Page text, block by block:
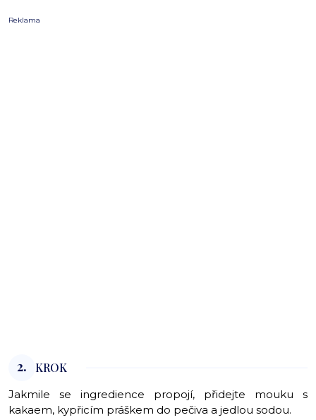
Reklama
2. KROK
Jakmile se ingredience propojí, přidejte mouku s
kakaem, kypřicím práškem do pečiva a jedlou sodou.